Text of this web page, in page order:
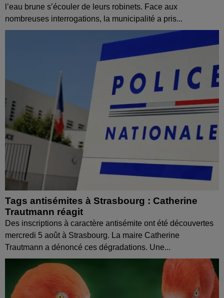
l’eau brune s’écouler de leurs robinets. Face aux
nombreuses interrogations, la municipalité a pris...
Tags antisémites à Strasbourg : Catherine
Trautmann réagit
Des inscriptions à caractère antisémite ont été découvertes
mercredi 5 août à Strasbourg. La maire Catherine
Trautmann a dénoncé ces dégradations. Une...